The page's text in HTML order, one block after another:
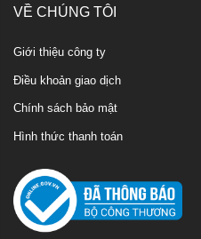
VỀ CHÚNG TÔI
Giới thiệu công ty
Điều khoản giao dịch
Chính sách bảo mật
Hình thức thanh toán